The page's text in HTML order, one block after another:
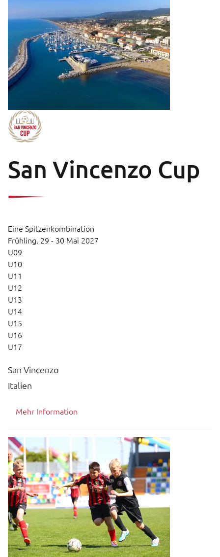
San Vincenzo Cup
Eine Spitzenkombination
Frühling, 29 - 30 Mai 2027
U09
U10
U11
U12
U13
U14
U15
U16
U17
San Vincenzo
Italien
Mehr Information